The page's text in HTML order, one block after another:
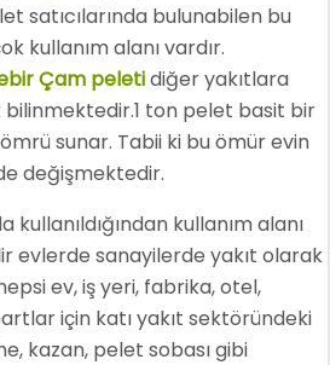
satıcılarında bulunabilen bu
kullanım alanı vardır.
Çam peletidiğer yakıtlara
ton pelet basit bir
ömrü sunar. Tabii ki bu ömür evin
değişmektedir.
kullanıldığından kullanım alanı
evlerde sanayilerde yakıt olarak
ev, iş yeri, fabrika, otel,
için katı yakıt sektöründeki
kazan, pelet sobası gibi